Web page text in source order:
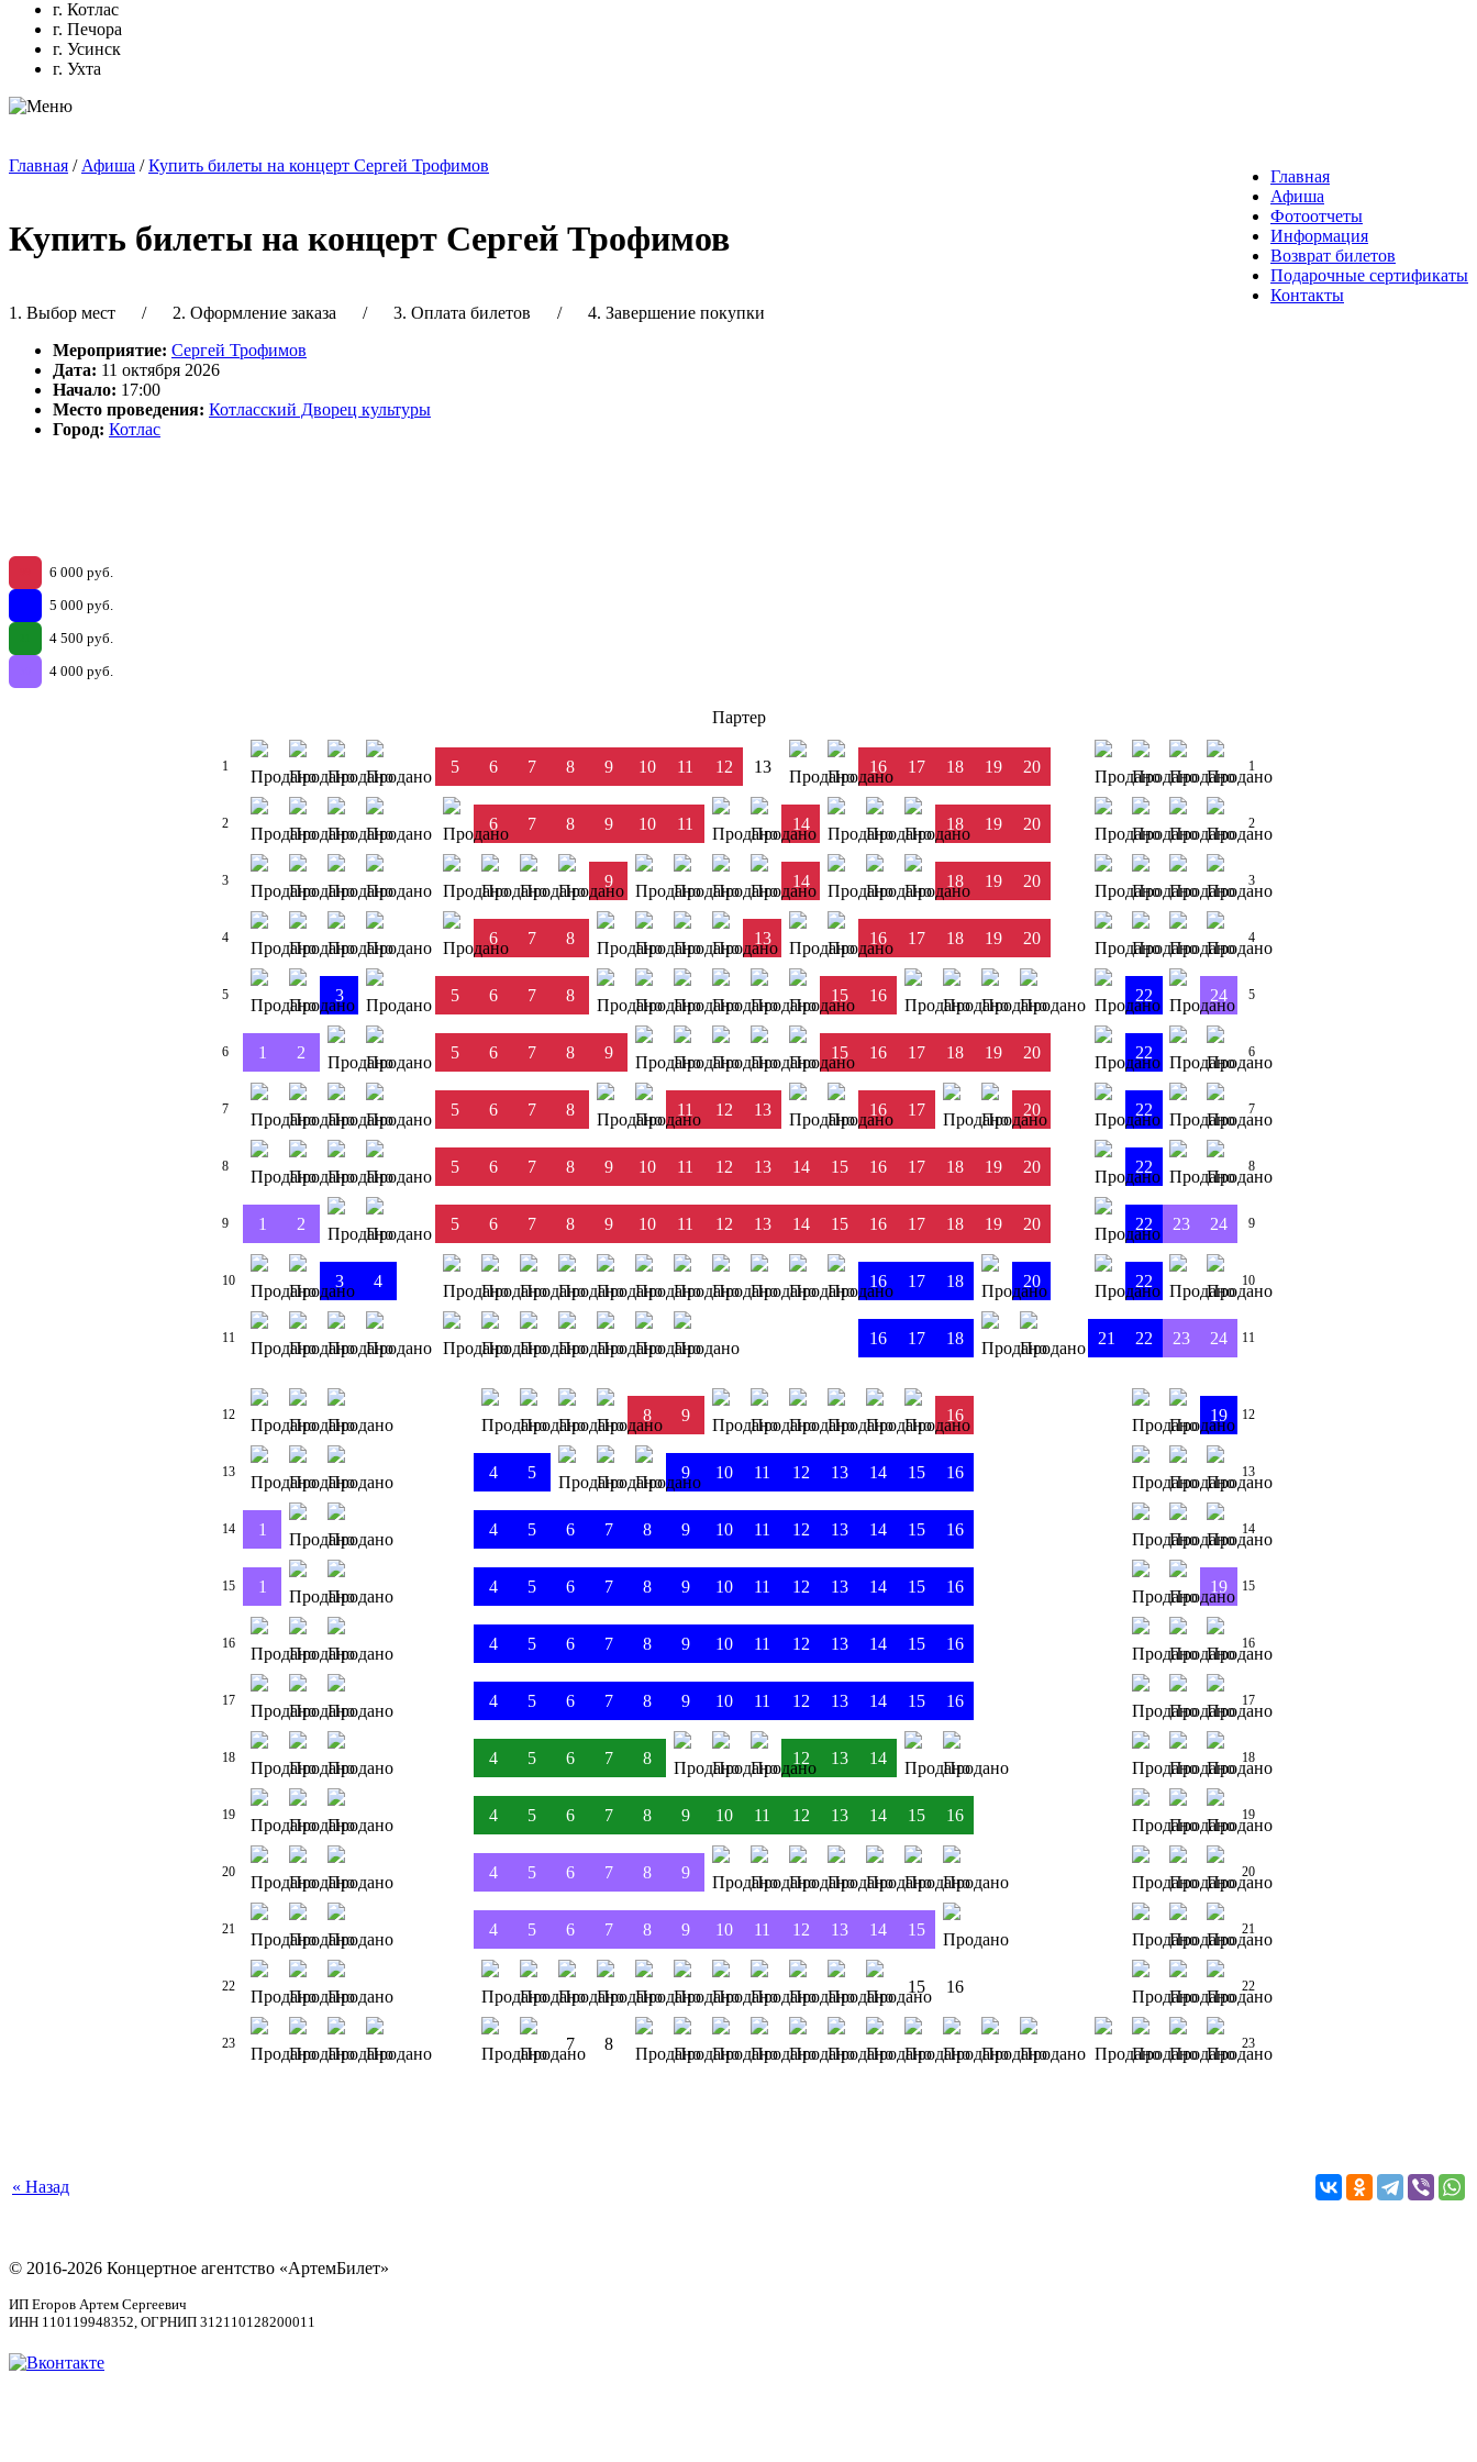
г. Котлас
г. Печора
г. Усинск
г. Ухта
Главная
Афиша
Фотоотчеты
Информация
Возврат билетов
Подарочные сертификаты
Контакты
Главная / Афиша / Купить билеты на концерт Сергей Трофимов
Купить билеты на концерт Сергей Трофимов
1. Выбор мест / 2. Оформление заказа / 3. Оплата билетов / 4. Завершение покупки
Мероприятие: Сергей Трофимов
Дата: 11 октября 2026
Начало: 17:00
Место проведения: Котласский Дворец культуры
Город: Котлас
6 000 руб.
5 000 руб.
4 500 руб.
4 000 руб.
Партер
1 5 6 7 8 9 10 11 12 13 16 17 18 19 20 1
2 6 7 8 9 10 11 14 18 19 20 2
3 9 14 18 19 20 3
4 6 7 8 13 16 17 18 19 20 4
5 3 5 6 7 8 15 16 22 24 5
6 1 2 5 6 7 8 9 15 16 17 18 19 20 22 6
7 5 6 7 8 11 12 13 16 17 20 22 7
8 5 6 7 8 9 10 11 12 13 14 15 16 17 18 19 20 22 8
9 1 2 5 6 7 8 9 10 11 12 13 14 15 16 17 18 19 20 22 23 24 9
10 3 4 16 17 18 20 22 10
11 16 17 18 21 22 23 24 11
12 8 9 16 19 12
13 4 5 9 10 11 12 13 14 15 16 13
14 1 4 5 6 7 8 9 10 11 12 13 14 15 16 14
15 1 4 5 6 7 8 9 10 11 12 13 14 15 16 19 15
16 4 5 6 7 8 9 10 11 12 13 14 15 16 16
17 4 5 6 7 8 9 10 11 12 13 14 15 16 17
18 4 5 6 7 8 12 13 14 18
19 4 5 6 7 8 9 10 11 12 13 14 15 16 19
20 4 5 6 7 8 9 20
21 4 5 6 7 8 9 10 11 12 13 14 15 21
22 15 16 22
23 7 8 23
« Назад
© 2016-2026 Концертное агентство «АртемБилет»
ИП Егоров Артем Сергеевич
ИНН 110119948352, ОГРНИП 312110128200011